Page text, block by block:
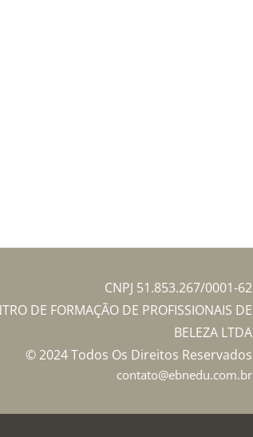
CNPJ 51.853.267/0001-62
DE FORMAÇÃO DE PROFISSIONAIS DE
BELEZA LTDA
© 2024 Todos Os Direitos Reservados
contato@ebnedu.com.br